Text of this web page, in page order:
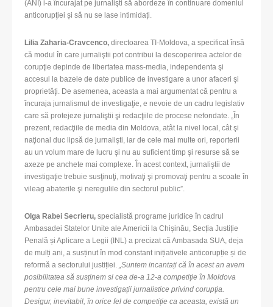
(ANI) i-a încurajat pe jurnalişti să abordeze în continuare domeniul
anticorupţiei și să nu se lase intimidați.
Lilia Zaharia-Cravcenco, directoarea TI-Moldova, a specificat însă
că modul în care jurnaliştii pot contribui la descoperirea actelor de
corupţie depinde de libertatea mass-media, independenta şi
accesul la bazele de date publice de investigare a unor afaceri şi
proprietăţi. De asemenea, aceasta a mai argumentat că pentru a
încuraja jurnalismul de investigaţie, e nevoie de un cadru legislativ
care să protejeze jurnaliştii şi redacţiile de procese nefondate. „În
prezent, redacţiile de media din Moldova, atât la nivel local, cât şi
naţional duc lipsă de jurnalişti, iar de cele mai multe ori, reporterii
au un volum mare de lucru şi nu au suficient timp şi resurse să se
axeze pe anchete mai complexe. În acest context, jurnaliştii de
investigaţie trebuie susţinuţi, motivaţi şi promovaţi pentru a scoate în
vileag abaterile şi neregulile din sectorul public”.
Olga Rabei Secrieru, specialistă programe juridice în cadrul
Ambasadei Statelor Unite ale Americii la Chișinău, Secția Justiție
Penală și Aplicare a Legii (INL) a precizat că Ambasada SUA, deja
de mulți ani, a susținut în mod constant inițiativele anticorupție și de
reformă a sectorului justiției. „Suntem incantați că în acest an avem
posibilitatea să susținem si cea de-a 12-a competiție în Moldova
pentru cele mai bune investigații jurnalistice privind corupția.
Desigur, inevitabil, în orice fel de competiție ca aceasta, există un